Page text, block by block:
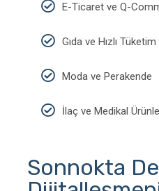
E-Ticaret ve Q-
Gıda ve Hızlı
Moda ve Perakende
İlaç ve Medikal
Sonnokta